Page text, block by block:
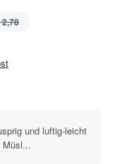
2,78
und luftig-leicht
Müsl...